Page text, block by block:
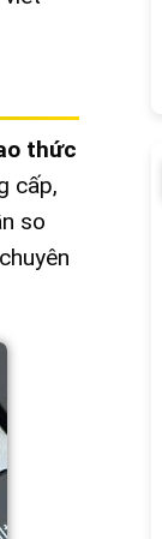
thức
cấp,
so